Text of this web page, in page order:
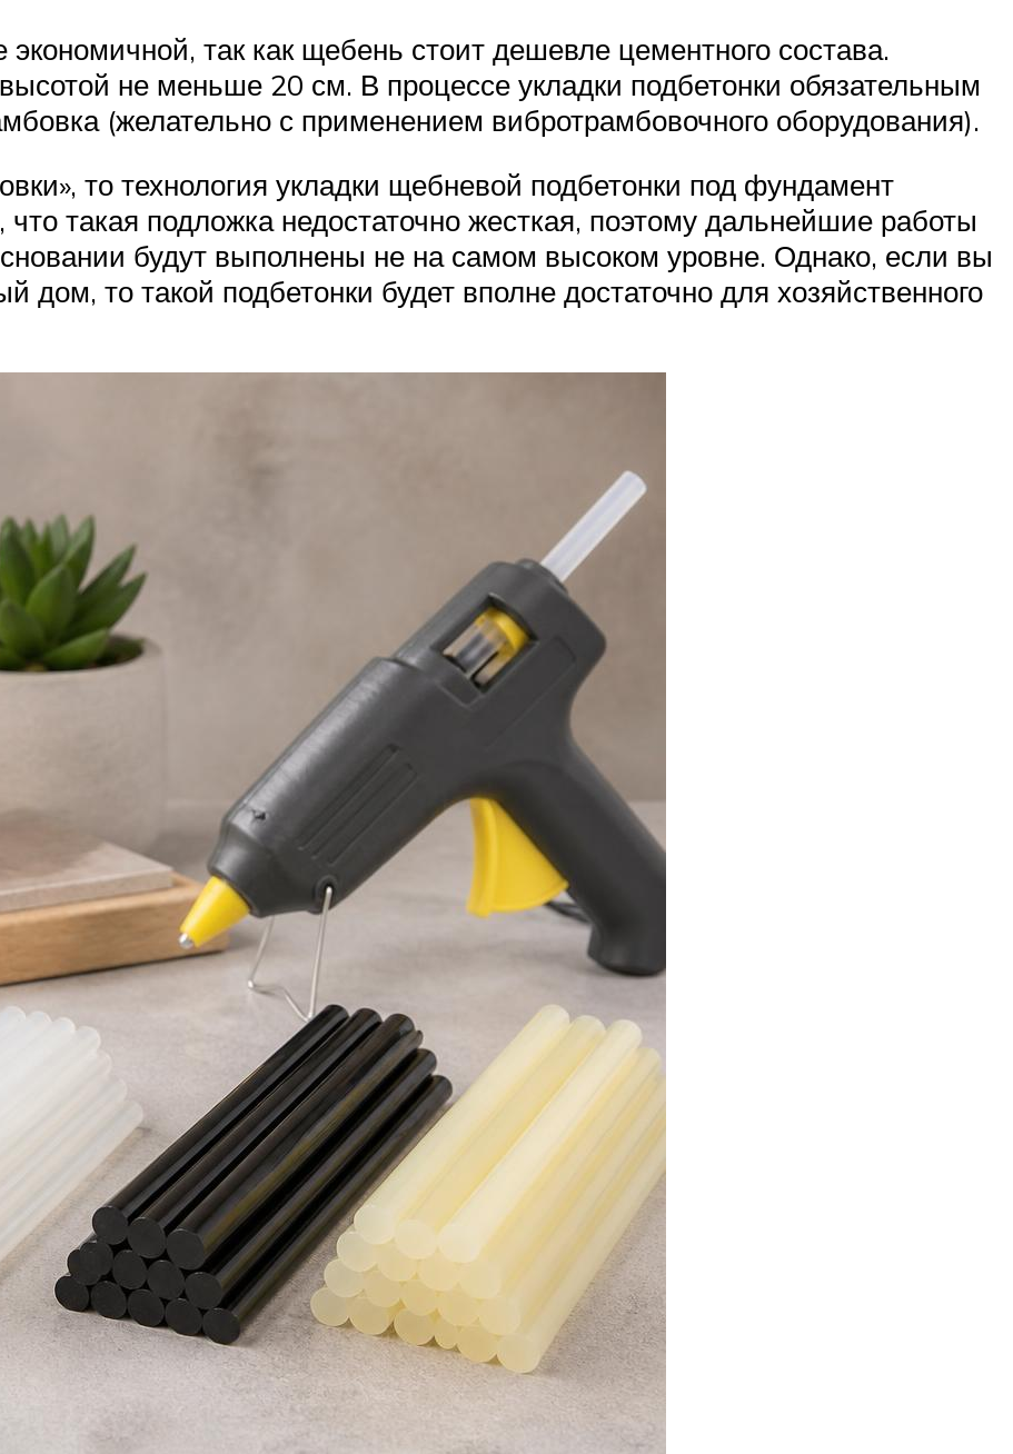
экономичной, так как щебень стоит дешевле цементного состава.
не меньше 20 см. В процессе укладки подбетонки обязательным
(желательно с применением вибротрамбовочного оборудования).
то технология укладки щебневой подбетонки под фундамент
такая подложка недостаточно жесткая, поэтому дальнейшие работы
будут выполнены не на самом высоком уровне. Однако, если вы
дом, то такой подбетонки будет вполне достаточно для хозяйственного